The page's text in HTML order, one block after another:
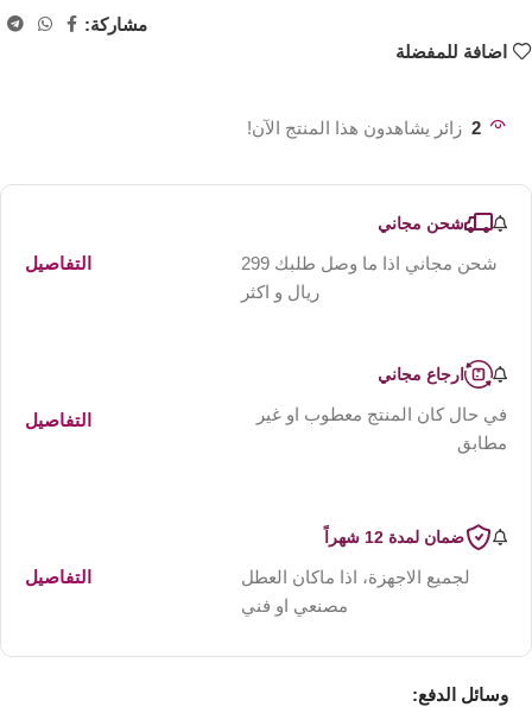
مشاركة:
اضافة للمفضلة
2 زائر يشاهدون هذا المنتج الآن!
شحن مجاني
شحن مجاني اذا ما وصل طلبك 299
ريال و اكثر
التفاصيل
ارجاع مجاني
في حال كان المنتج معطوب او غير
مطابق
التفاصيل
ضمان لمدة 12 شهراً
لجميع الاجهزة، اذا ماكان العطل
مصنعي او فني
التفاصيل
وسائل الدفع: